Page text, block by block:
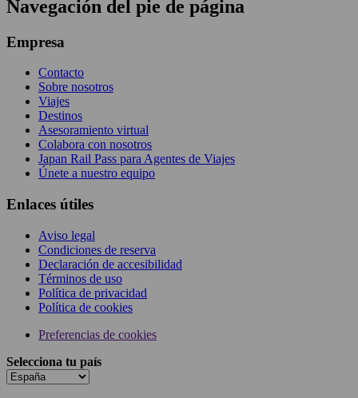
Navegación del pie de página
Empresa
Contacto
Sobre nosotros
Viajes
Destinos
Asesoramiento virtual
Colabora con nosotros
Japan Rail Pass para Agentes de Viajes
Únete a nuestro equipo
Enlaces útiles
Aviso legal
Condiciones de reserva
Declaración de accesibilidad
Términos de uso
Política de privacidad
Política de cookies
Preferencias de cookies
Selecciona tu país